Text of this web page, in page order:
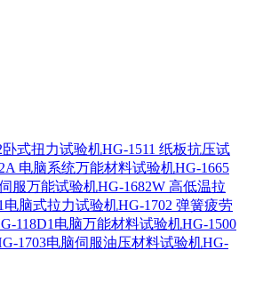
卧式扭力试验机HG-1511 纸板抗压试
电脑系统万能材料试验机HG-1665
服万能试验机HG-1682W 高低温拉
电脑式拉力试验机HG-1702 弹簧疲劳
118D1电脑万能材料试验机HG-1500
1703电脑伺服油压材料试验机HG-